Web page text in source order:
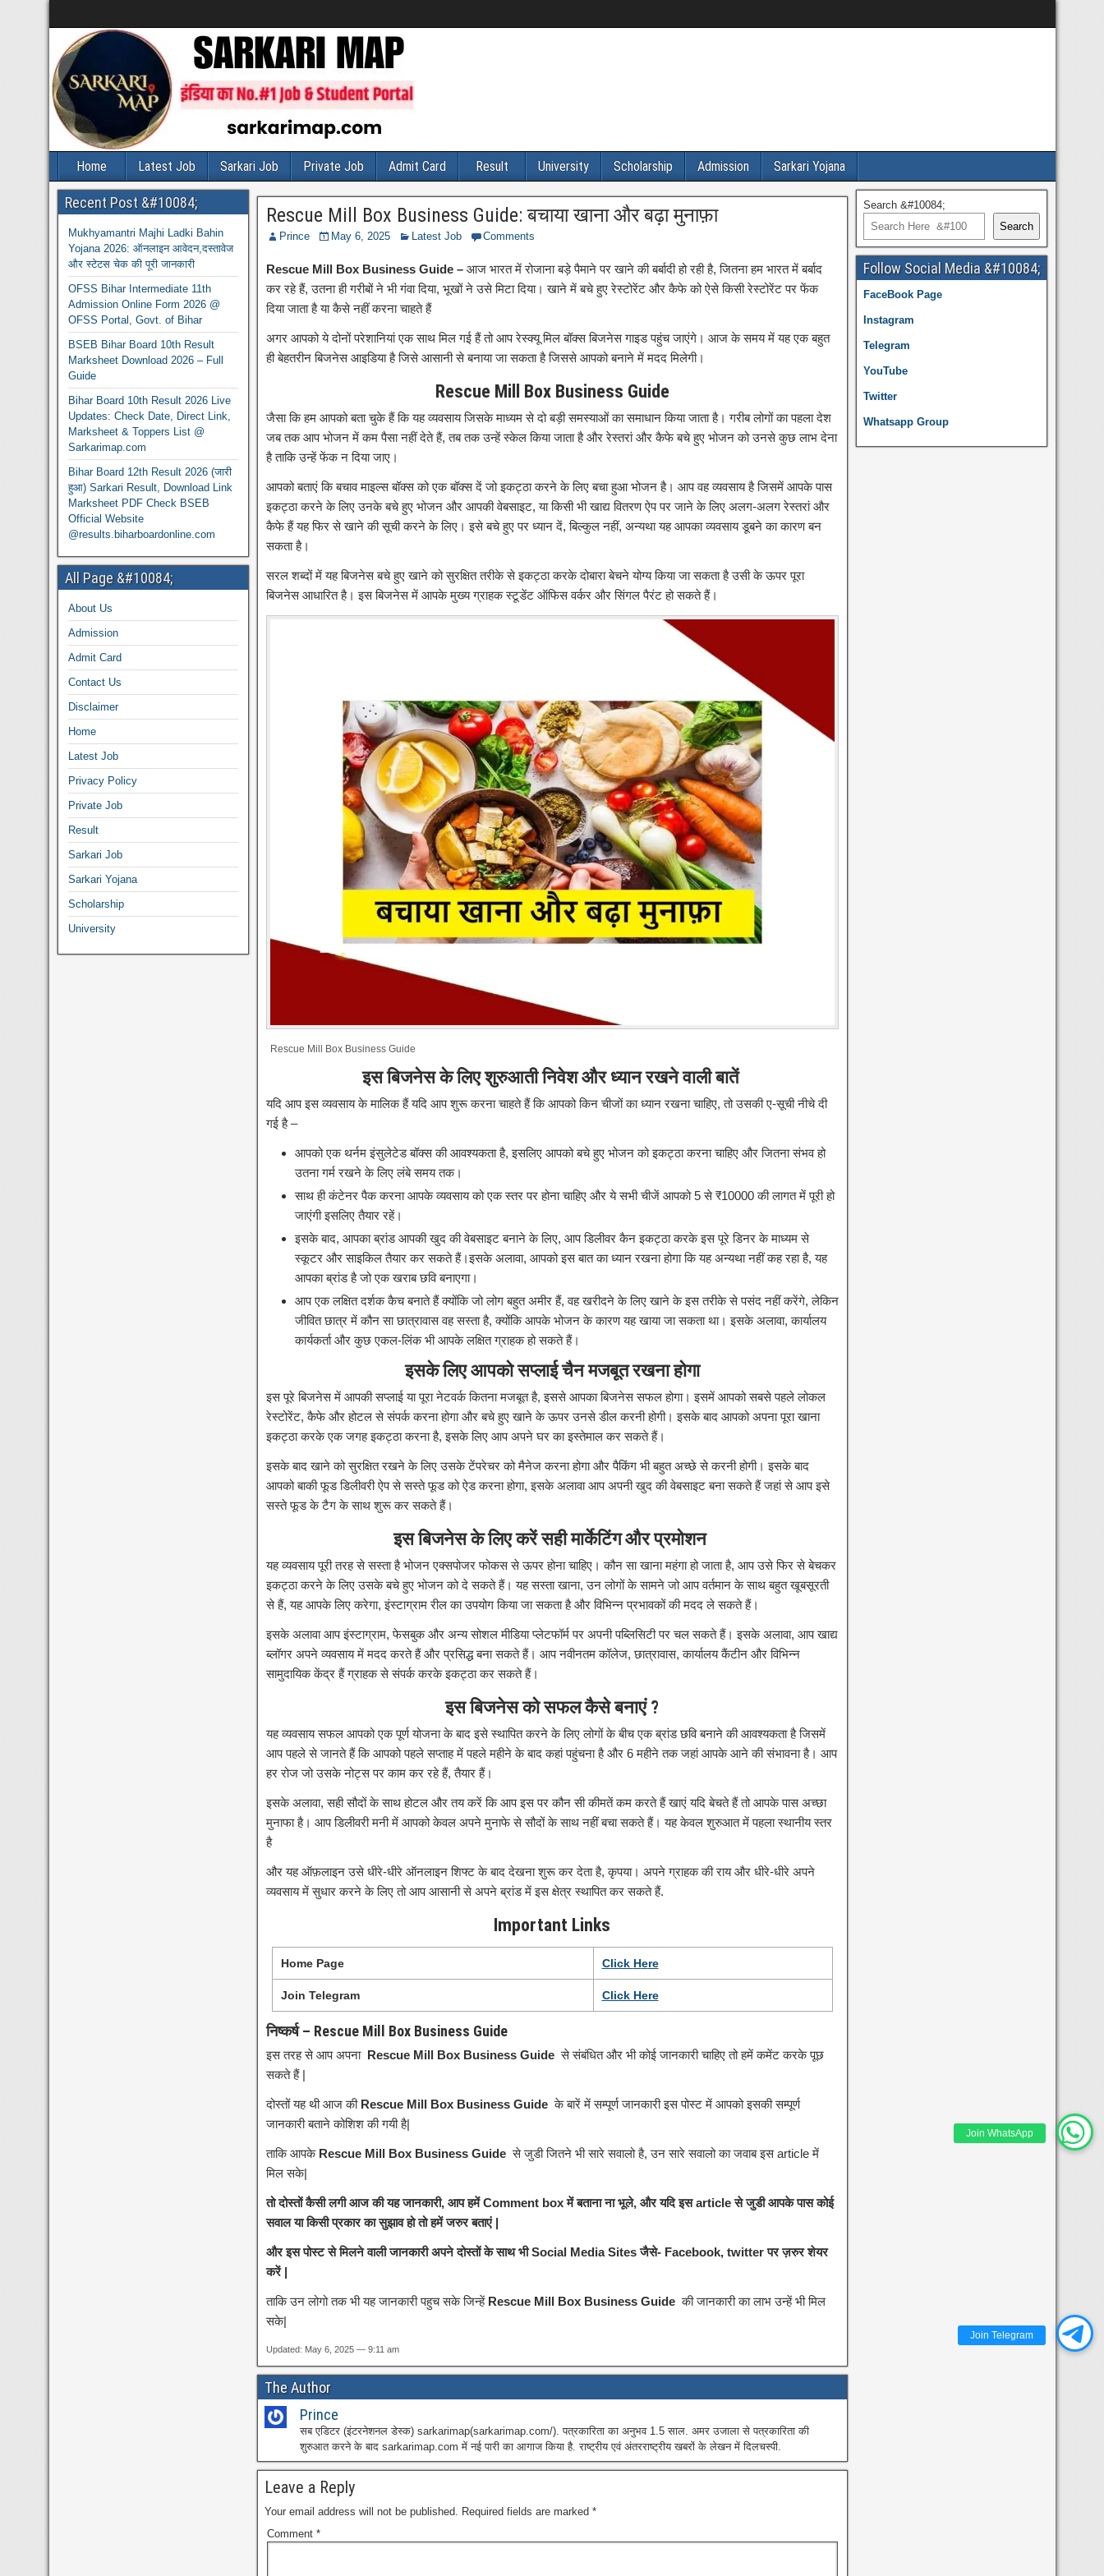
Home Latest Job Sarkari Job Private Job Admit Card Result University Scholarship Admission Sarkari Yojana
Join WhatsApp
Join Telegram
Rescue Mill Box Business Guide: बचाया खाना और बढ़ा मुनाफ़ा
Prince May 6, 2025 Latest Job Comments
Rescue Mill Box Business Guide – आज भारत में रोजाना बड़े पैमाने पर खाने की बर्बादी हो रही है, जितना हम भारत में बर्बाद
कर रहे हैं, उतना ही गरीबों ने भी गंवा दिया, भूखों ने उसे मिटा दिया। खाने में बचे हुए रेस्टोरेंट और कैफे को ऐसे किसी रेस्टोरेंट पर फेंक
दिया जाता है या कैसे नहीं करना चाहते हैं
अगर आपको ये दोनों परेशानियां एक साथ मिल गई हैं तो आप रेस्क्यू मिल बॉक्स बिजनेस गाइड पहुंच जाएंगे। आज के समय में यह एक बहुत
ही बेहतरीन बिजनेस आइडिया है जिसे आसानी से बनाया जा सकता है जिससे आपको बनाने में मदद मिलेगी।
Rescue Mill Box Business Guide
जैसा कि हम आपको बता चुके हैं कि यह व्यवसाय जिसके माध्यम से दो बड़ी समस्याओं का समाधान किया जाता है। गरीब लोगों का पहला देश
जब तक आप भोजन में कम पैसा नहीं देते हैं, तब तक उन्हें स्केल किया जाता है और रेस्तरां और कैफे बचे हुए भोजन को उनसे कुछ लाभ देना
है ताकि उन्हें फेंक न दिया जाए।
आपको बताएं कि बचाव माइल्स बॉक्स को एक बॉक्स दें जो इकट्ठा करने के लिए बचा हुआ भोजन है। आप वह व्यवसाय है जिसमें आपके पास
इकट्ठा करने के लिए उनके बचे हुए भोजन और आपकी वेबसाइट, या किसी भी खाद्य वितरण ऐप पर जाने के लिए अलग-अलग रेस्तरां और
कैफे हैं यह फिर से खाने की सूची करने के लिए। इसे बचे हुए पर ध्यान दें, बिल्कुल नहीं, अन्यथा यह आपका व्यवसाय डूबने का कारण बन
सकता है।
सरल शब्दों में यह बिजनेस बचे हुए खाने को सुरक्षित तरीके से इकट्ठा करके दोबारा बेचने योग्य किया जा सकता है उसी के ऊपर पूरा
बिजनेस आधारित है। इस बिजनेस में आपके मुख्य ग्राहक स्टूडेंट ऑफिस वर्कर और सिंगल पैरंट हो सकते हैं।
Rescue Mill Box Business Guide
इस बिजनेस के लिए शुरुआती निवेश और ध्यान रखने वाली बातें
यदि आप इस व्यवसाय के मालिक हैं यदि आप शुरू करना चाहते हैं कि आपको किन चीजों का ध्यान रखना चाहिए, तो उसकी ए-सूची नीचे दी
गई है –
आपको एक थर्नम इंसुलेटेड बॉक्स की आवश्यकता है, इसलिए आपको बचे हुए भोजन को इकट्ठा करना चाहिए और जितना संभव हो
उतना गर्म रखने के लिए लंबे समय तक।
साथ ही कंटेनर पैक करना आपके व्यवसाय को एक स्तर पर होना चाहिए और ये सभी चीजें आपको 5 से ₹10000 की लागत में पूरी हो
जाएंगी इसलिए तैयार रहें।
इसके बाद, आपका ब्रांड आपकी खुद की वेबसाइट बनाने के लिए, आप डिलीवर कैन इकट्ठा करके इस पूरे डिनर के माध्यम से
स्कूटर और साइकिल तैयार कर सकते हैं।इसके अलावा, आपको इस बात का ध्यान रखना होगा कि यह अन्यथा नहीं कह रहा है, यह
आपका ब्रांड है जो एक खराब छवि बनाएगा।
आप एक लक्षित दर्शक कैच बनाते हैं क्योंकि जो लोग बहुत अमीर हैं, वह खरीदने के लिए खाने के इस तरीके से पसंद नहीं करेंगे, लेकिन
जीवित छात्र में कौन सा छात्रावास वह सस्ता है, क्योंकि आपके भोजन के कारण यह खाया जा सकता था। इसके अलावा, कार्यालय
कार्यकर्ता और कुछ एकल-लिंक भी आपके लक्षित ग्राहक हो सकते हैं।
इसके लिए आपको सप्लाई चैन मजबूत रखना होगा
इस पूरे बिजनेस में आपकी सप्लाई या पूरा नेटवर्क कितना मजबूत है, इससे आपका बिजनेस सफल होगा। इसमें आपको सबसे पहले लोकल
रेस्टोरेंट, कैफे और होटल से संपर्क करना होगा और बचे हुए खाने के ऊपर उनसे डील करनी होगी। इसके बाद आपको अपना पूरा खाना
इकट्ठा करके एक जगह इकट्ठा करना है, इसके लिए आप अपने घर का इस्तेमाल कर सकते हैं।
इसके बाद खाने को सुरक्षित रखने के लिए उसके टेंपरेचर को मैनेज करना होगा और पैकिंग भी बहुत अच्छे से करनी होगी। इसके बाद
आपको बाकी फूड डिलीवरी ऐप से सस्ते फूड को ऐड करना होगा, इसके अलावा आप अपनी खुद की वेबसाइट बना सकते हैं जहां से आप इसे
सस्ते फूड के टैग के साथ शुरू कर सकते हैं।
इस बिजनेस के लिए करें सही मार्केटिंग और प्रमोशन
यह व्यवसाय पूरी तरह से सस्ता है भोजन एक्सपोजर फोकस से ऊपर होना चाहिए। कौन सा खाना महंगा हो जाता है, आप उसे फिर से बेचकर
इकट्ठा करने के लिए उसके बचे हुए भोजन को दे सकते हैं। यह सस्ता खाना, उन लोगों के सामने जो आप वर्तमान के साथ बहुत खूबसूरती
से हैं, यह आपके लिए करेगा, इंस्टाग्राम रील का उपयोग किया जा सकता है और विभिन्न प्रभावकों की मदद ले सकते हैं।
इसके अलावा आप इंस्टाग्राम, फेसबुक और अन्य सोशल मीडिया प्लेटफॉर्म पर अपनी पब्लिसिटी पर चल सकते हैं। इसके अलावा, आप खाद्य
ब्लॉगर अपने व्यवसाय में मदद करते हैं और प्रसिद्ध बना सकते हैं। आप नवीनतम कॉलेज, छात्रावास, कार्यालय कैंटीन और विभिन्न
सामुदायिक केंद्र हैं ग्राहक से संपर्क करके इकट्ठा कर सकते हैं।
इस बिजनेस को सफल कैसे बनाएं ?
यह व्यवसाय सफल आपको एक पूर्ण योजना के बाद इसे स्थापित करने के लिए लोगों के बीच एक ब्रांड छवि बनाने की आवश्यकता है जिसमें
आप पहले से जानते हैं कि आपको पहले सप्ताह में पहले महीने के बाद कहां पहुंचना है और 6 महीने तक जहां आपके आने की संभावना है। आप
हर रोज जो उसके नोट्स पर काम कर रहे हैं, तैयार हैं।
इसके अलावा, सही सौदों के साथ होटल और तय करें कि आप इस पर कौन सी कीमतें कम करते हैं खाएं यदि बेचते हैं तो आपके पास अच्छा
मुनाफा है। आप डिलीवरी मनी में आपको केवल अपने मुनाफे से सौदों के साथ नहीं बचा सकते हैं। यह केवल शुरुआत में पहला स्थानीय स्तर
है
और यह ऑफ़लाइन उसे धीरे-धीरे ऑनलाइन शिफ्ट के बाद देखना शुरू कर देता है, कृपया। अपने ग्राहक की राय और धीरे-धीरे अपने
व्यवसाय में सुधार करने के लिए तो आप आसानी से अपने ब्रांड में इस क्षेत्र स्थापित कर सकते हैं.
Important Links
Home Page Click Here
Join Telegram Click Here
निष्कर्ष – Rescue Mill Box Business Guide
इस तरह से आप अपना Rescue Mill Box Business Guideसे संबंधित और भी कोई जानकारी चाहिए तो हमें कमेंट करके पूछ
सकते हैं |
दोस्तों यह थी आज की Rescue Mill Box Business Guideके बारें में सम्पूर्ण जानकारी इस पोस्ट में आपको इसकी सम्पूर्ण
जानकारी बताने कोशिश की गयी है|
ताकि आपकेRescue Mill Box Business Guideसे जुडी जितने भी सारे सवालो है, उन सारे सवालो का जवाब इस article में
मिल सके|
तो दोस्तों कैसी लगी आज की यह जानकारी, आप हमें Comment box में बताना ना भूले, और यदि इस article से जुडी आपके पास कोई
सवाल या किसी प्रकार का सुझाव हो तो हमें जरुर बताएं |
और इस पोस्ट से मिलने वाली जानकारी अपने दोस्तों के साथ भी Social Media Sites जैसे- Facebook, twitter पर ज़रुर शेयर
करें |
ताकि उन लोगो तक भी यह जानकारी पहुच सके जिन्हें Rescue Mill Box Business Guideकी जानकारी का लाभ उन्हें भी मिल
सके|
Updated: May 6, 2025 — 9:11 am
The Author
Prince
सब एडिटर (इंटरनेशनल डेस्क) sarkarimap(sarkarimap.com/). पत्रकारिता का अनुभव 1.5 साल. अमर उजाला से पत्रकारिता की
शुरुआत करने के बाद sarkarimap.com में नई पारी का आगाज किया है. राष्ट्रीय एवं अंतरराष्ट्रीय खबरों के लेखन में दिलचस्पी.
Leave a Reply
Your email address will not be published. Required fields are marked *
Comment *
Recent Post &#10084;
Mukhyamantri Majhi Ladki Bahin
Yojana 2026: ऑनलाइन आवेदन,दस्तावेज
और स्टेटस चेक की पूरी जानकारी
OFSS Bihar Intermediate 11th
Admission Online Form 2026 @
OFSS Portal, Govt. of Bihar
BSEB Bihar Board 10th Result
Marksheet Download 2026 – Full
Guide
Bihar Board 10th Result 2026 Live
Updates: Check Date, Direct Link,
Marksheet & Toppers List @
Sarkarimap.com
Bihar Board 12th Result 2026 (जारी
हुआ) Sarkari Result, Download Link
Marksheet PDF Check BSEB
Official Website
@results.biharboardonline.com
All Page &#10084;
About Us
Admission
Admit Card
Contact Us
Disclaimer
Home
Latest Job
Privacy Policy
Private Job
Result
Sarkari Job
Sarkari Yojana
Scholarship
University
Search &#10084;
Search
Follow Social Media &#10084;
FaceBook Page
Instagram
Telegram
YouTube
Twitter
Whatsapp Group